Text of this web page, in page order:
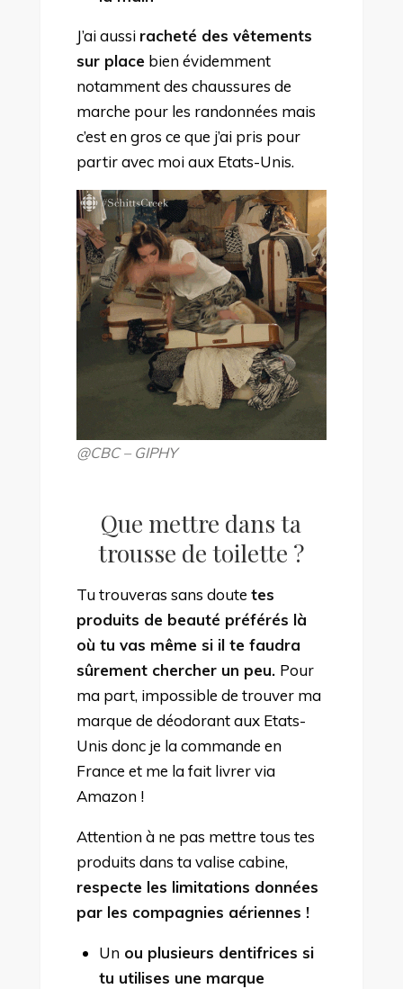
J’ai aussi racheté des vêtements
sur placebien évidemment
notamment des chaussures de
marche pour les randonnées mais
c’est en gros ce que j’ai pris pour
partir avec moi aux Etats-Unis.
@CBC – GIPHY
Que mettre dans ta
trousse de toilette ?
Tu trouveras sans doute tes
produits de beauté préférés là
où tu vas même si il te faudra
sûrement chercher un peu. Pour
ma part, impossible de trouver ma
marque de déodorant aux Etats-
Unis donc je la commande en
France et me la fait livrer via
Amazon !
Attention à ne pas mettre tous tes
produits dans ta valise cabine,
respecte les limitations données
par les compagnies aériennes !
Un ou plusieurs dentifrices si
tu utilises une marque